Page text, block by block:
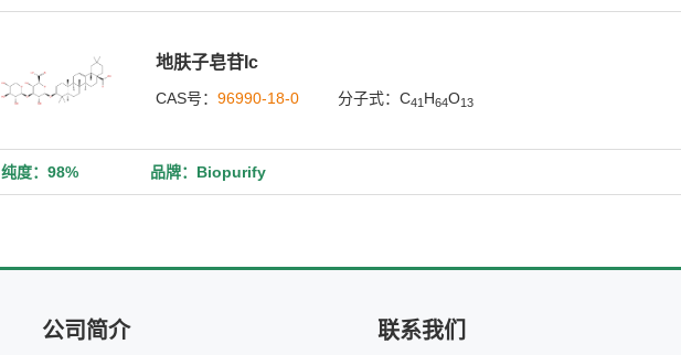
地肤子皂苷Ic
CAS号： 96990-18-0 分子式：C41 H64O13
纯度：98% 品牌：Biopurify
公司简介 联系我们